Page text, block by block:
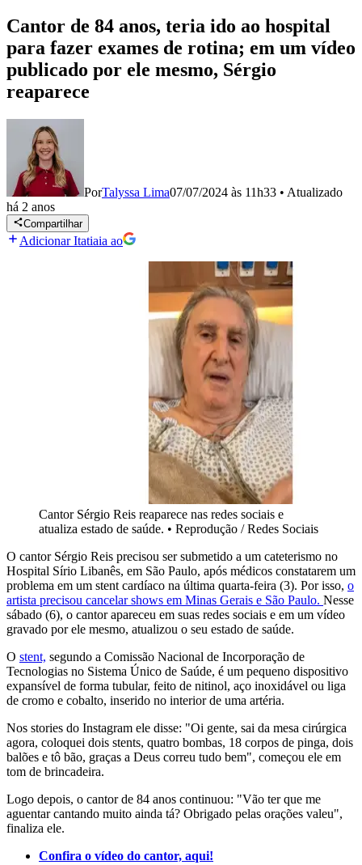
Cantor de 84 anos, teria ido ao hospital
para fazer exames de rotina; em um vídeo
publicado por ele mesmo, Sérgio
reaparece
PorTalyssa Lima07/07/2024 às 11h33 • Atualizado
há 2 anos
Compartilhar
Adicionar Itatiaia ao
Cantor Sérgio Reis reaparece nas redes sociais e
atualiza estado de saúde. • Reprodução / Redes Sociais
O cantor Sérgio Reis precisou ser submetido a um cateterismo no
Hospital Sírio Libanês, em São Paulo, após médicos constatarem um
problema em um stent cardíaco na última quarta-feira (3). Por isso, o
artista precisou cancelar shows em Minas Gerais e São Paulo. Nesse
sábado (6), o cantor apareceu em suas redes sociais e em um vídeo
gravado por ele mesmo, atualizou o seu estado de saúde.
O stent, segundo a Comissão Nacional de Incorporação de
Tecnologias no Sistema Único de Saúde, é um pequeno dispositivo
expansível de forma tubular, feito de nitinol, aço inoxidável ou liga
de cromo e cobalto, inserido no interior de uma artéria.
Nos stories do Instagram ele disse: "Oi gente, sai da mesa cirúrgica
agora, coloquei dois stents, quatro bombas, 18 corpos de pinga, dois
balões e tô bão, graças a Deus correu tudo bem", começou ele em
tom de brincadeira.
Logo depois, o cantor de 84 anos continuou: "Vão ter que me
aguentar cantando muito ainda tá? Obrigado pelas orações valeu",
finaliza ele.
Confira o vídeo do cantor, aqui!